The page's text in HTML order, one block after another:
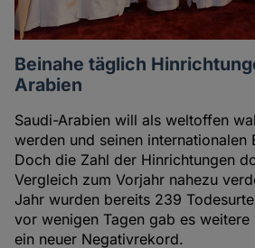
Beinahe täglich
Arabien
Saudi-Arabien will als weltoffen
werden und seinen internationalen
Doch die Zahl der Hinrichtungen
Vergleich zum Vorjahr nahezu
Jahr wurden bereits 239
vor wenigen Tagen gab es weitere
ein neuer Negativrekord.